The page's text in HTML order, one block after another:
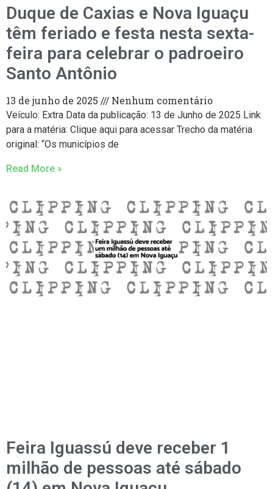
Duque de Caxias e Nova Iguaçu
têm feriado e festa nesta sexta-
feira para celebrar o padroeiro
Santo Antônio
13 de junho de 2025 Nenhum comentário
Veículo: Extra Data da publicação: 13 de Junho de 2025 Link
para a matéria: Clique aqui para acessar Trecho da matéria
original: “Os municípios de
Read More »
Feira Iguassú deve receber 1
milhão de pessoas até sábado